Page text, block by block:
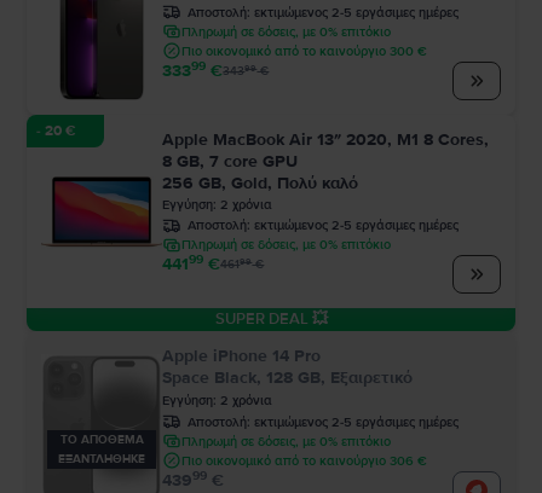
Αποστολή: εκτιμώμενος 2-5 εργάσιμες ημέρες
Πληρωμή σε δόσεις, με 0% επιτόκιο
Πιο οικονομικό από το καινούργιο 300 €
33399 €34399€
- 20 €
Apple MacBook Air 13″ 2020, M1 8 Cores,
8 GB, 7 core GPU
256 GB, Gold, Πολύ καλό
Εγγύηση: 2 χρόνια
Αποστολή: εκτιμώμενος 2-5 εργάσιμες ημέρες
Πληρωμή σε δόσεις, με 0% επιτόκιο
44199 €46199€
SUPER DEAL 💥
ΤΟ ΑΠΟΘΕΜΑ
ΕΞΑΝΤΛΗΘΗΚΕ
Apple iPhone 14 Pro
Space Black, 128 GB, Εξαιρετικό
Εγγύηση: 2 χρόνια
Αποστολή: εκτιμώμενος 2-5 εργάσιμες ημέρες
Πληρωμή σε δόσεις, με 0% επιτόκιο
Πιο οικονομικό από το καινούργιο 306 €
43999 €